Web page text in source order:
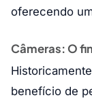
oferecendo
Câmeras: O
benefício de